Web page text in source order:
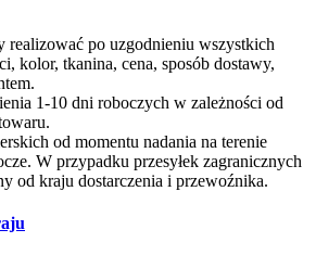
realizować po uzgodnieniu wszystkich
kolor, tkanina, cena, sposób dostawy,
1-10 dni roboczych w zależności od
od momentu nadania na terenie
W przypadku przesyłek zagranicznych
od kraju dostarczenia i przewoźnika.